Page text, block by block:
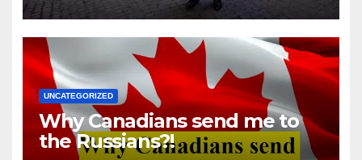
UNCATEGORIZED
Why Canadians send me to
the Russians?!